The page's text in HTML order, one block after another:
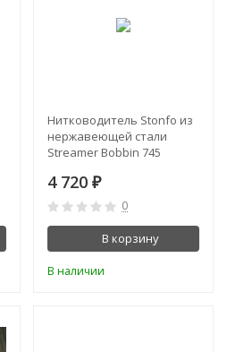
Нитководитель Stonfo из
нержавеющей стали
Streamer Bobbin 745
4 720 ₽
0
В корзину
В наличии